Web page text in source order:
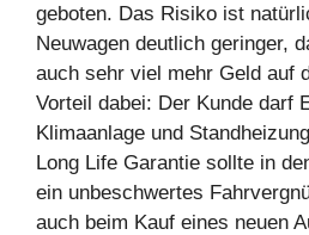
geboten. Das Risiko ist
Neuwagen deutlich geringer,
auch sehr viel mehr Geld auf
Vorteil dabei: Der Kunde darf
Klimaanlage und
Long Life Garantie sollte in
ein unbeschwertes
auch beim Kauf eines neuen